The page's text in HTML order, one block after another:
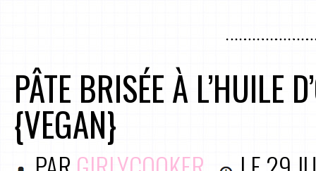
PÂTE BRISÉE À L’HUILE
{VEGAN}